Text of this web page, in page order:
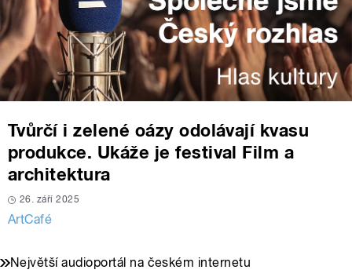
Tvůrčí i zelené oázy odolávají kvasu
produkce. Ukáže je festival Film a
architektura
26. září 2025
ArtCafé
Největší audioportál na českém internetu